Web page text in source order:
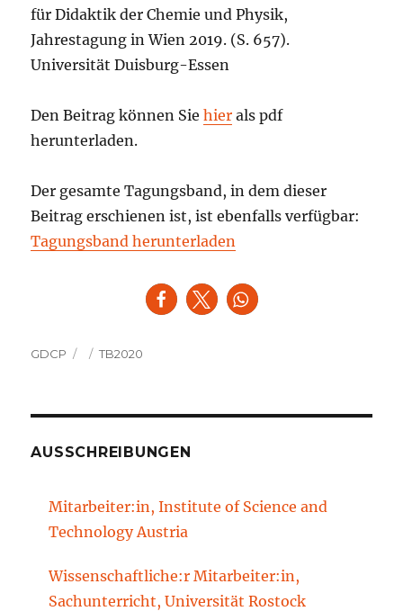
für Didaktik der Chemie und Physik,
Jahrestagung in Wien 2019. (S. 657).
Universität Duisburg-Essen
Den Beitrag können Siehier als pdf
herunterladen.
Der gesamte Tagungsband, in dem dieser
Beitrag erschienen ist, ist ebenfalls verfügbar:
Tagungsband herunterladen
Autor
GDCP
Veröffentlicht
Kategorien
TB2020
AUSSCHREIBUNGEN
Mitarbeiter:in, Institute of Science and
Technology Austria
Wissenschaftliche:r Mitarbeiter:in,
Sachunterricht, Universität Rostock